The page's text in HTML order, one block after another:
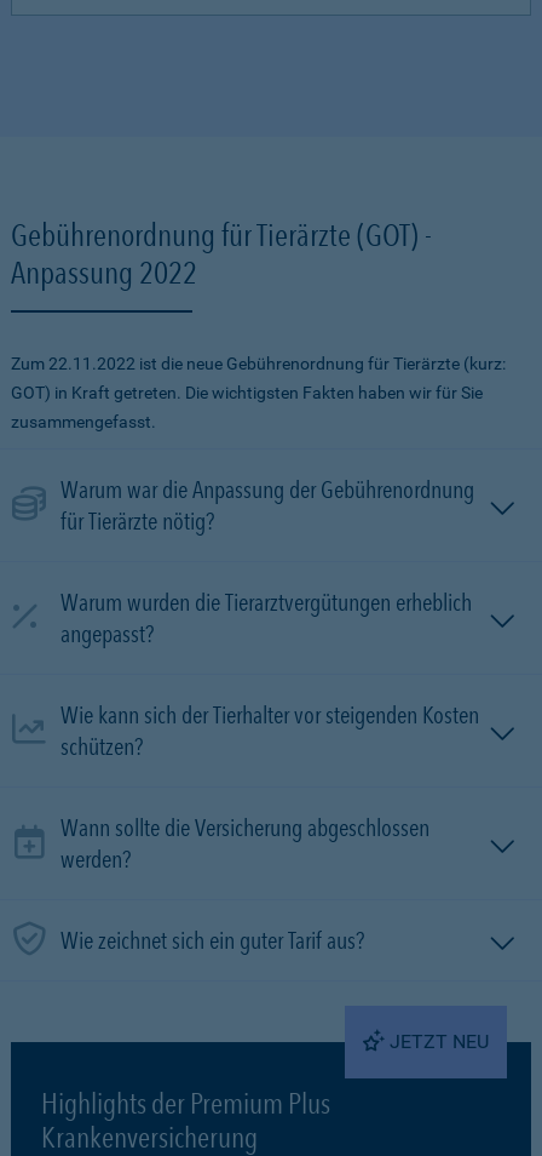
Gebührenordnung für Tierärzte (GOT) -
Anpassung 2022
Zum 22.11.2022 ist die neue Gebührenordnung für Tierärzte (kurz:
GOT) in Kraft getreten. Die wichtigsten Fakten haben wir für Sie
zusammengefasst.
Warum war die Anpassung der Gebührenordnung
für Tierärzte nötig?
Warum wurden die Tierarztvergütungen erheblich
angepasst?
Wie kann sich der Tierhalter vor steigenden Kosten
schützen?
Wann sollte die Versicherung abgeschlossen
werden?
Wie zeichnet sich ein guter Tarif aus?
JETZT NEU
Highlights der Premium Plus
Krankenversicherung